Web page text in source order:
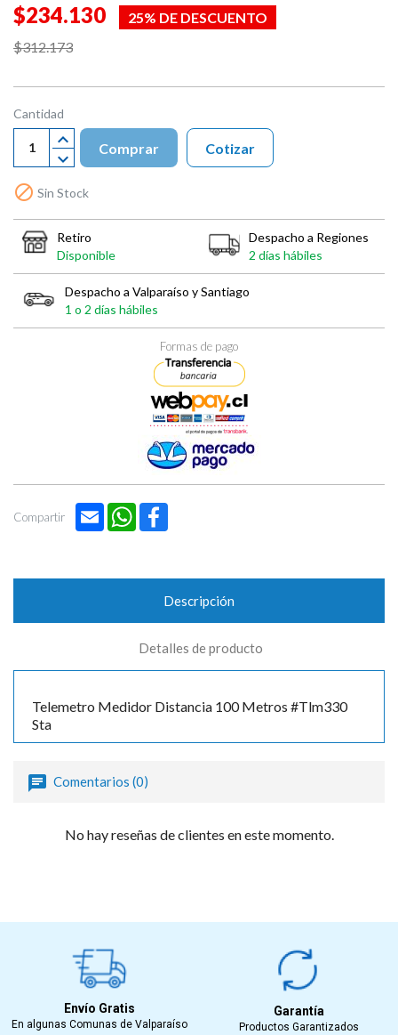
$234.130
25% DE DESCUENTO
$312.173
Cantidad
Comprar
 Sin Stock
Cotizar
Retiro
Disponible
Despacho a Regiones
2 días hábiles
Despacho a Valparaíso y Santiago
1 o 2 días hábiles
Formas de pago
Compartir Email WhatsApp
Descripción
Detalles de producto
Telemetro Medidor Distancia 100 Metros #Tlm330
Sta
Comentarios (0)
No hay reseñas de clientes en este momento.
Envío Gratis
En algunas Comunas de Valparaíso
Garantía
Productos Garantizados